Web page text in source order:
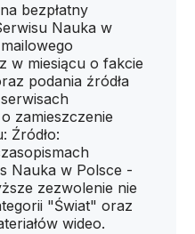
bezpłatny
Nauka w
w miesiącu o fakcie
podania źródła
zamieszczenie
Źródło:
Nauka w Polsce -
zezwolenie nie
"Świat" oraz
wideo.